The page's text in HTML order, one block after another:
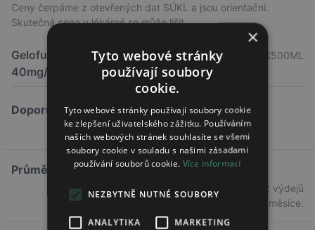
Ceny čerpáme z otevřených dat SÚKL a jsou orientační.
Skutečná cena v lékárně se může lišit.
Gelofusine infuzní roztok
40mg/ml+7,02mg/ml
10X500ML
Doporučená cena
2 486,40 Kč
Průměrná cena
—
Průměrná cena z výdejů
předchozího měsíce.
×
Tyto webové stránky
používají soubory
cookie.
Tyto webové stránky používají soubory cookie
ke zlepšení uživatelského zážitku. Používáním
našich webových stránek souhlasíte se všemi
soubory cookie v souladu s našimi zásadami
používání souborů cookie. Více informací
NEZBYTNĚ NUTNÉ SOUBORY
ANALYTIKA MARKETING